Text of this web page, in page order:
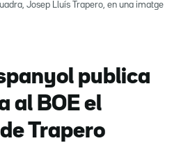
Josep Lluís Trapero, en una imatge
publica
al BOE el
Trapero